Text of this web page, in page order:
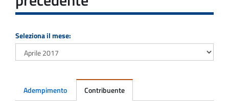
Seleziona il mese:
Adempimento Contribuente